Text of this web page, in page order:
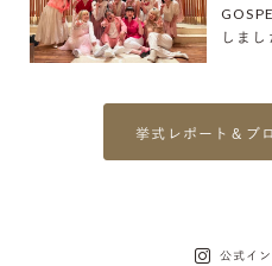
しまし
挙式レポート＆ブ
公式イ